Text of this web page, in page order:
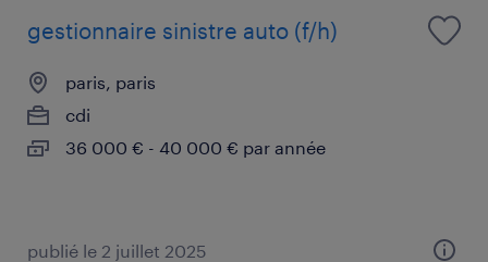
gestionnaire sinistre auto (f/h)
paris, paris
cdi
36 000 € - 40 000 € par année
publié le 2 juillet 2025